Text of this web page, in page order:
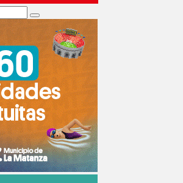
Search